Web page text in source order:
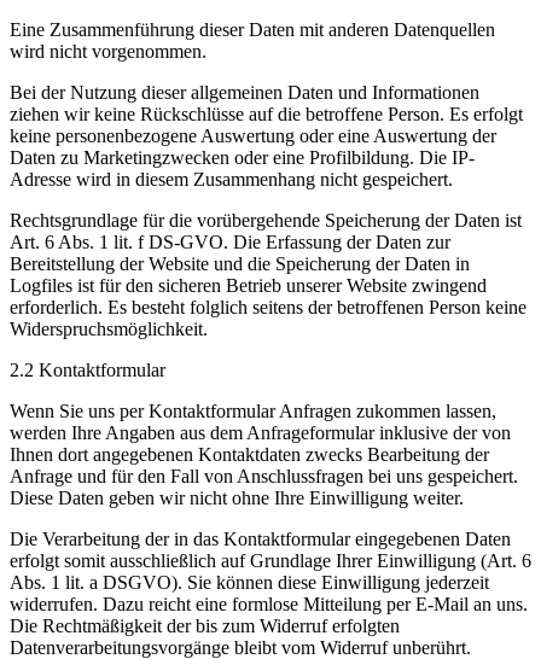
Eine Zusammenführung dieser Daten mit anderen Datenquellen
wird nicht vorgenommen.
Bei der Nutzung dieser allgemeinen Daten und Informationen
ziehen wir keine Rückschlüsse auf die betroffene Person. Es erfolgt
keine personenbezogene Auswertung oder eine Auswertung der
Daten zu Marketingzwecken oder eine Profilbildung. Die IP-
Adresse wird in diesem Zusammenhang nicht gespeichert.
Rechtsgrundlage für die vorübergehende Speicherung der Daten ist
Art. 6 Abs. 1 lit. f DS-GVO. Die Erfassung der Daten zur
Bereitstellung der Website und die Speicherung der Daten in
Logfiles ist für den sicheren Betrieb unserer Website zwingend
erforderlich. Es besteht folglich seitens der betroffenen Person keine
Widerspruchsmöglichkeit.
2.2 Kontaktformular
Wenn Sie uns per Kontaktformular Anfragen zukommen lassen,
werden Ihre Angaben aus dem Anfrageformular inklusive der von
Ihnen dort angegebenen Kontaktdaten zwecks Bearbeitung der
Anfrage und für den Fall von Anschlussfragen bei uns gespeichert.
Diese Daten geben wir nicht ohne Ihre Einwilligung weiter.
Die Verarbeitung der in das Kontaktformular eingegebenen Daten
erfolgt somit ausschließlich auf Grundlage Ihrer Einwilligung (Art. 6
Abs. 1 lit. a DSGVO). Sie können diese Einwilligung jederzeit
widerrufen. Dazu reicht eine formlose Mitteilung per E-Mail an uns.
Die Rechtmäßigkeit der bis zum Widerruf erfolgten
Datenverarbeitungsvorgänge bleibt vom Widerruf unberührt.